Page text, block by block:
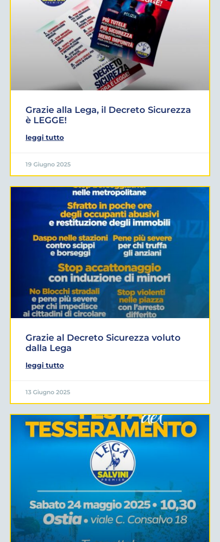
Grazie alla Lega, il Decreto Sicurezza
è LEGGE!
leggi tutto
19 Giugno 2025
Grazie al Decreto Sicurezza voluto
dalla Lega
leggi tutto
13 Giugno 2025